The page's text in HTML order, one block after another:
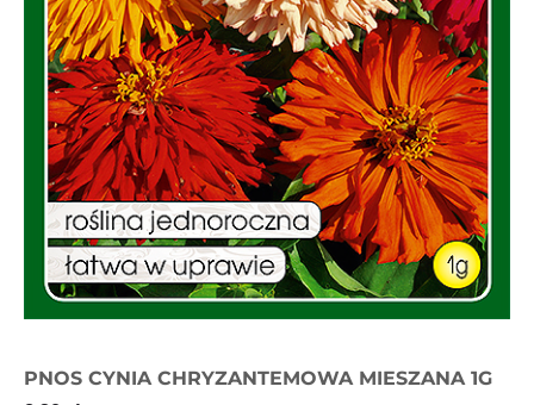
PNOS CYNIA CHRYZANTEMOWA MIESZANA 1G